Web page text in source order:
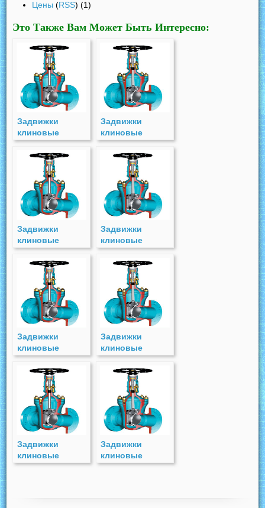
Цены (RSS) (1)
Это Также Вам Может Быть Интересно:
Задвижки
клиновые
двухдисковые
стальные с
выдвижным
шпинделем под
электропривод(СКЗП)
PN 25
Задвижки
клиновые
двухдисковые
стальные с
выдвижным
шпинделем
(СКЗ) PN 16
Задвижки
клиновые
двухдисковые
стальные с
выдвижным
шпинделем
(СКЗ) PN 63
Задвижки
клиновые
двухдисковые
стальные с
выдвижным
шпинделем
(СКЗC) PN 63
Задвижки
клиновые
двухдисковые
стальные с
выдвижным
шпинделем
(СКЗ) PN 40
Задвижки
клиновые
двухдисковые
стальные с
выдвижным
шпинделем
(СКЗ) PN 25
Задвижки
клиновые
двухдисковые
Задвижки
клиновые
двухдисковые